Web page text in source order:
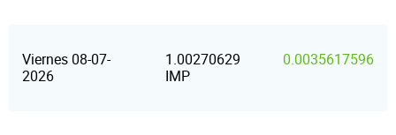
Viernes 08-07-
2026
1.00270629
IMP
0.0035617596